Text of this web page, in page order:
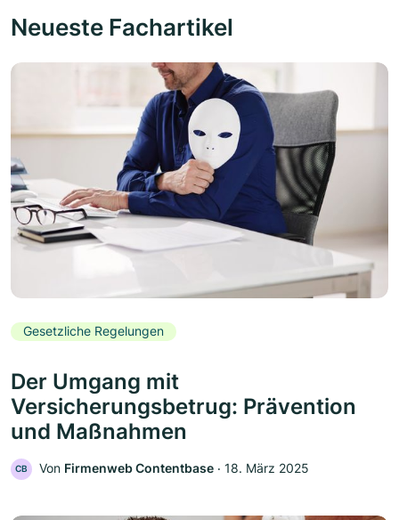
Neueste Fachartikel
Gesetzliche Regelungen
Der Umgang mit
Versicherungsbetrug: Prävention
und Maßnahmen
CB Von Firmenweb Contentbase ‧ 18. März 2025